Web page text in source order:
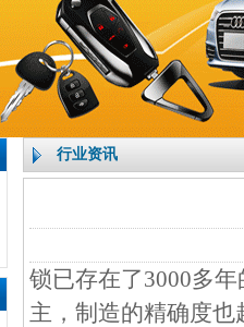
行业资讯
锁已存在了3000多
主，制造的精确度